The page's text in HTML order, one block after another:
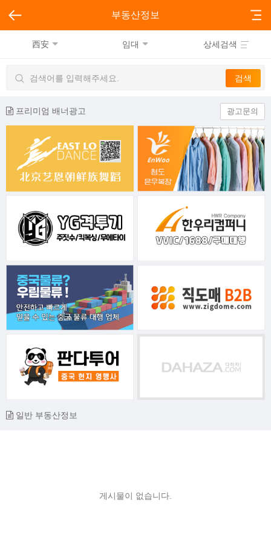
부동산정보
西安 임대 상세검색
프리미엄 배너광고 광고문의
일반 부동산정보
게시물이 없습니다.